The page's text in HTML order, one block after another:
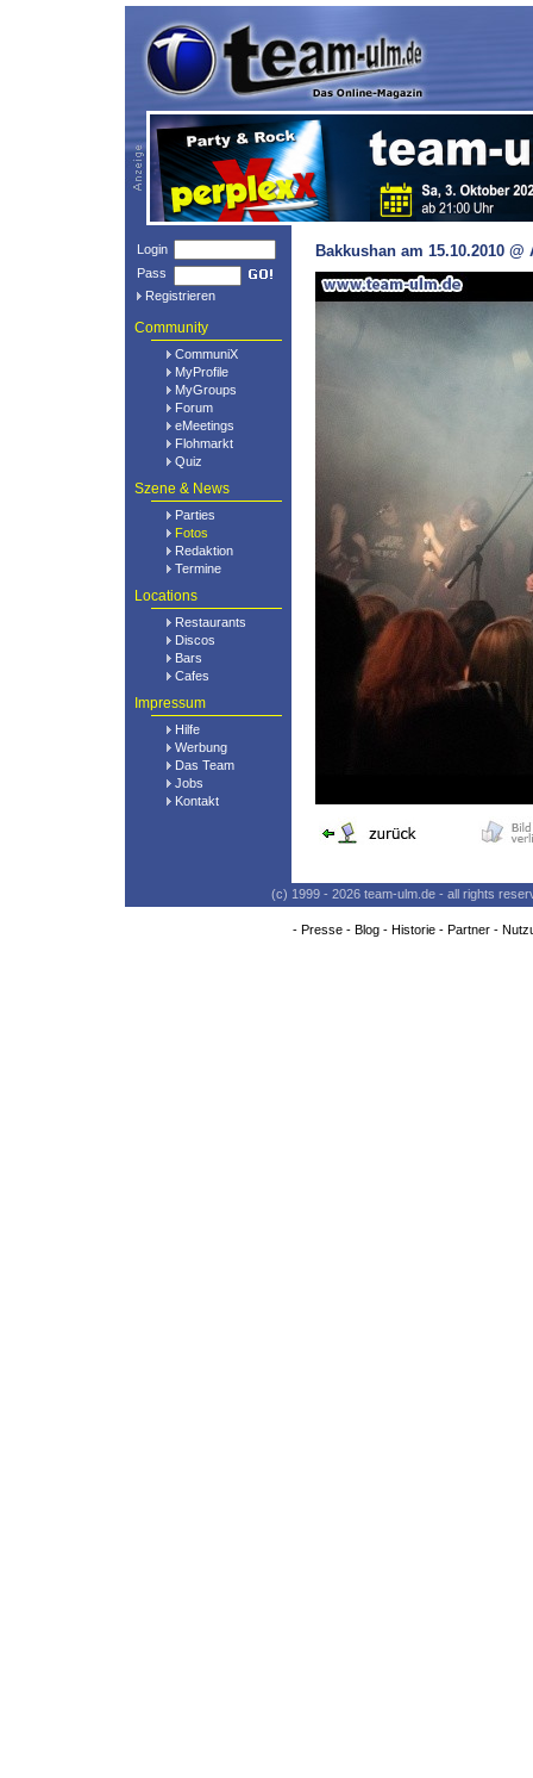
Login
Pass
Registrieren
Community
CommuniX
MyProfile
MyGroups
Forum
eMeetings
Flohmarkt
Quiz
Szene & News
Parties
Fotos
Redaktion
Termine
Locations
Restaurants
Discos
Bars
Cafes
Impressum
Hilfe
Werbung
Das Team
Jobs
Kontakt
Bakkushan am 15.10.2010
(c) 1999 - 2026 team-ulm.de - all rights
- Presse- Blog- Historie- Partner-